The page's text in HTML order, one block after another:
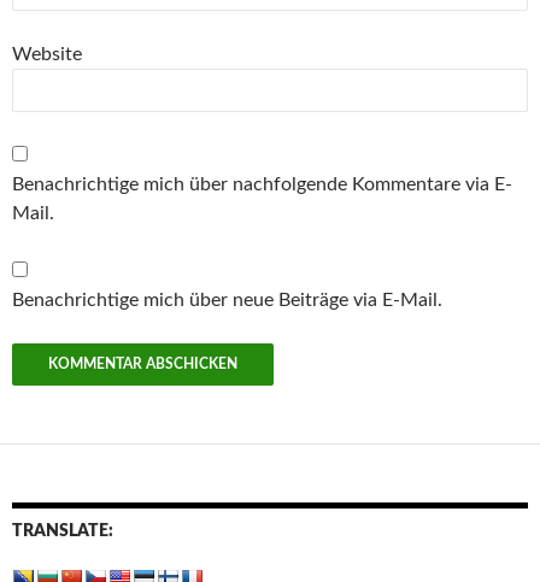
Website
Benachrichtige mich über nachfolgende Kommentare via E-
Mail.
Benachrichtige mich über neue Beiträge via E-Mail.
TRANSLATE: